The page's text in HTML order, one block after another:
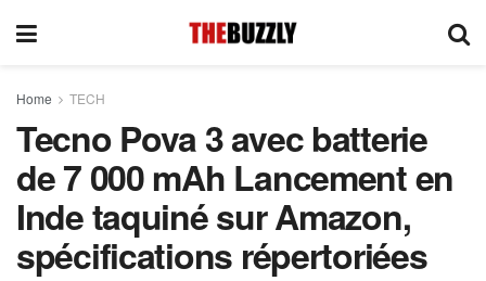
Home TECH
Tecno Pova 3 avec batterie
de 7 000 mAh Lancement en
Inde taquiné sur Amazon,
spécifications répertoriées